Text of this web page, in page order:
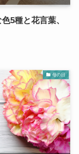
5種と花言葉、
母の日